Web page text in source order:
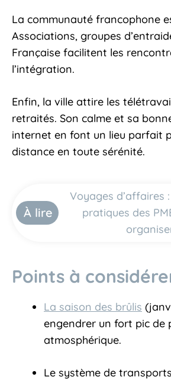
La communauté francophone
Associations, groupes
Française facilitent les
l’intégration.
Enfin, la ville attire les
retraités. Son calme et sa
internet en font un lieu parfait
distance en toute sérénité.
À lire
Voyages d’affaires
pratiques des
Points à
La saison des brûlis
engendrer un fort pic de
atmosphérique.
​Le système de